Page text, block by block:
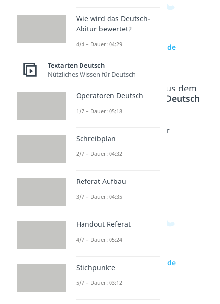
zur Videoseite: Spannende
Beliebte Inhalte aus dem
BereichTextarten Deutsch
hten
schreib
03:52
egeschi
chte
Reizwor
zur Videoseite: Spannende
Geschichte schreiben
Wie wird das Deutsch-
Abitur bewertet?
4/4 – Dauer: 04:29
Textarten Deutsch
Nützliches Wissen für Deutsch
Operatoren Deutsch
1/7 – Dauer: 05:18
Schreibplan
2/7 – Dauer: 04:32
Referat Aufbau
3/7 – Dauer: 04:35
Handout Referat
4/7 – Dauer: 05:24
Stichpunkte
5/7 – Dauer: 03:12